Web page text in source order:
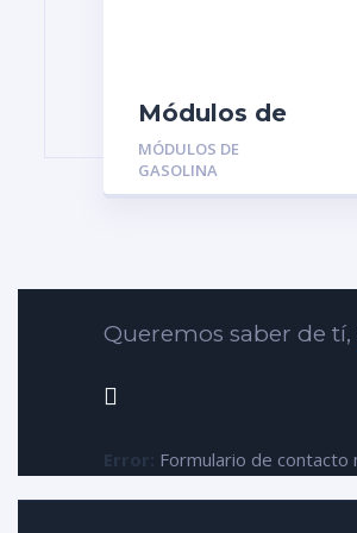
Módulos de
Gasolina MGR-
101961-6650:
MITSUBISHI
MÓDULOS DE
GASOLINA
Queremos saber de tí,
Error: Formulario de contacto